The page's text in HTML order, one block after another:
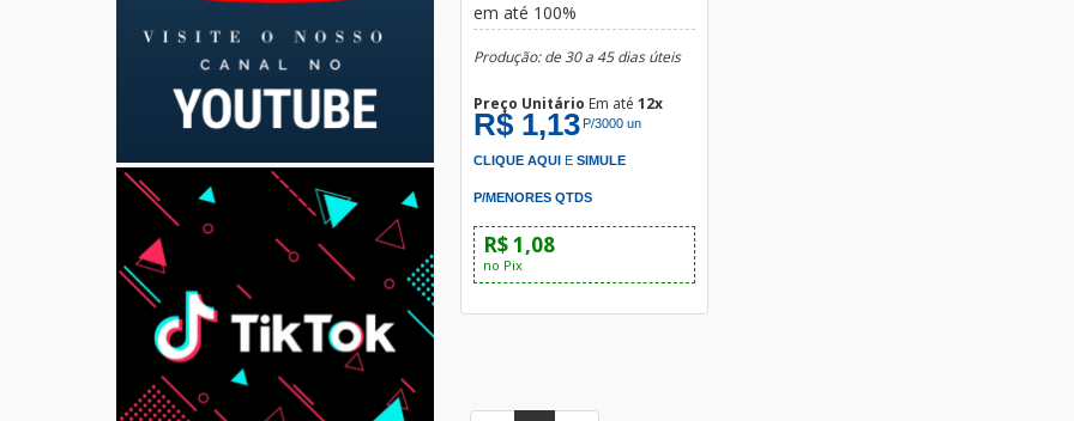
em até 100%
Produção: de 30 a 45 dias úteis
Preço Unitário Em até 12x
R$ 1,13P/3000 un
CLIQUE AQUI E SIMULE
P/MENORES QTDS
R$ 1,08
no Pix